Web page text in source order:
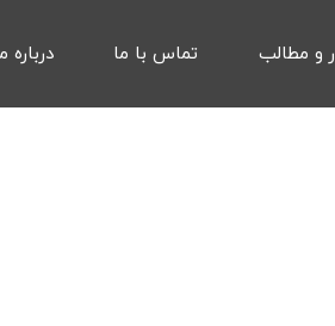
و مطالب تماس با ما درباره